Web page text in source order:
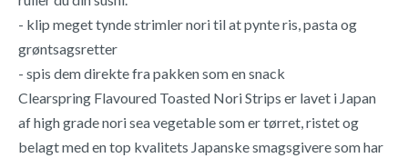
- klip meget tynde strimler nori til at pynte ris, pasta og
grøntsagsretter
- spis dem direkte fra pakken som en snack
Clearspring Flavoured Toasted Nori Strips er lavet i Japan
af high grade nori sea vegetable som er tørret, ristet og
belagt med en top kvalitets Japanske smagsgivere som har